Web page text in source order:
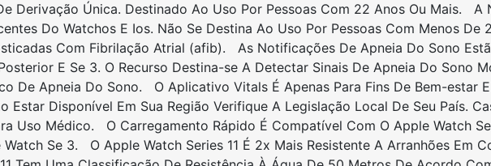
Derivação Única. Destinado Ao Uso Por Pessoas Com 22 Anos Ou Mais.
Do Watchos E Ios. Não Se Destina Ao Uso Por Pessoas Com Menos De
Com Fibrilação Atrial (afib). As Notificações De Apneia Do Sono
E Se 3. O Recurso Destina-se A Detectar Sinais De Apneia Do Sono
De Apneia Do Sono. O Aplicativo Vitals É Apenas Para Fins De Bem-
Estar Disponível Em Sua Região Verifique A Legislação Local De Seu País.
Uso Médico. O Carregamento Rápido É Compatível Com O Apple Watch
Se 3. O Apple Watch Series 11 É 2x Mais Resistente A Arranhões Em